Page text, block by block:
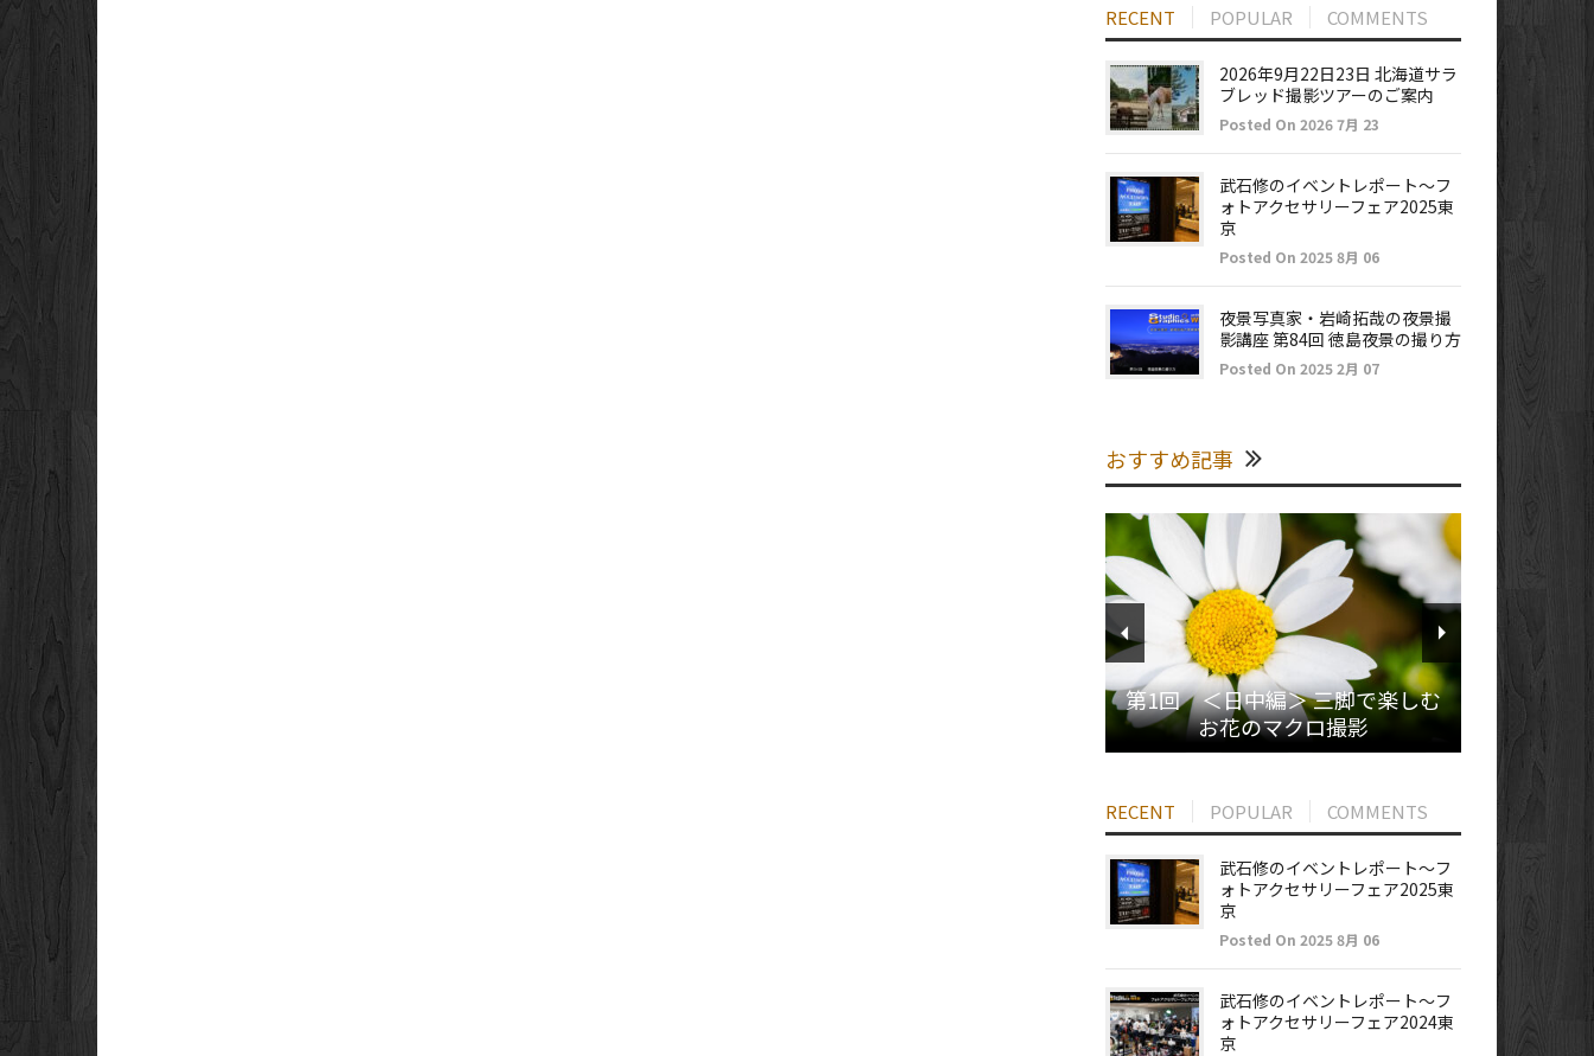
RECENT POPULAR COMMENTS
2026年9月22日23日 北海道サラ
ブレッド撮影ツアーのご案内
Posted On 2026 7月 23
武石修のイベントレポート～フ
ォトアクセサリーフェア2025東
京
Posted On 2025 8月 06
夜景写真家・岩崎拓哉の夜景撮
影講座 第84回 徳島夜景の撮り方
Posted On 2025 2月 07
おすすめ記事
第1回 ＜日中編＞ 三脚で楽しむ
お花のマクロ撮影
RECENT POPULAR COMMENTS
武石修のイベントレポート～フ
ォトアクセサリーフェア2025東
京
Posted On 2025 8月 06
武石修のイベントレポート～フ
ォトアクセサリーフェア2024東
京